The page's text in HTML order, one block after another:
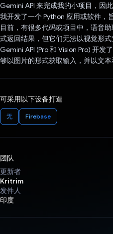
Gemini API 来完成我的小项目，因此
我开发了一个 Python 应用或软件，
目前，有很多代码或项目中，语音
式返回结果，但它们无法以视觉形
Gemini API (Pro 和 Vision Pro) 开发
够以图片的形式获取输入，并以文
可采用以下设备打造
无 Firebase
团队
更新者
Kritrim
发件人
印度